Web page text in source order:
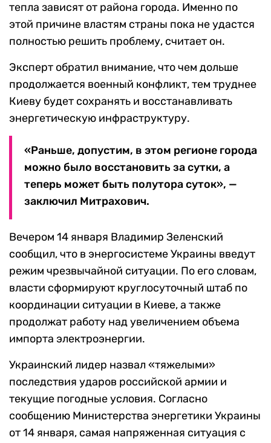
тепла зависят от района города. Именно по
этой причине властям страны пока не удастся
полностью решить проблему, считает он.
Эксперт обратил внимание, что чем дольше
продолжается военный конфликт, тем труднее
Киеву будет сохранять и восстанавливать
энергетическую инфраструктуру.
«Раньше, допустим, в этом регионе города
можно было восстановить за сутки, а
теперь может быть полутора суток», —
заключил Митрахович.
Вечером 14 января Владимир Зеленский
сообщил, что в энергосистеме Украины введут
режим чрезвычайной ситуации. По его словам,
власти сформируют круглосуточный штаб по
координации ситуации в Киеве, а также
продолжат работу над увеличением объема
импорта электроэнергии.
Украинский лидер назвал «тяжелыми»
последствия ударов российской армии и
текущие погодные условия. Согласно
сообщению Министерства энергетики Украины
от 14 января, самая напряженная ситуация с